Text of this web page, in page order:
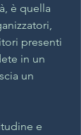
è quella
presenti
in un
un
e